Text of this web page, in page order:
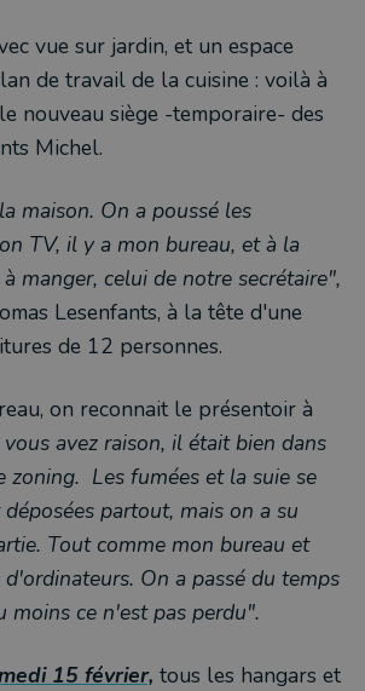
vue sur jardin, et un espace
de travail de la cuisine : voilà à
nouveau siège -temporaire- des
Michel.
maison. On a poussé les
TV, il y a mon bureau, et à la
manger, celui de notre secrétaire",
Lesenfants, à la tête d'une
de 12 personnes.
on reconnait le présentoir à
avez raison, il était bien dans
zoning. Les fumées et la suie se
partout, mais on a su
Tout comme mon bureau et
On a passé du temps
moins ce n'est pas perdu".
15 février, tous les hangars et